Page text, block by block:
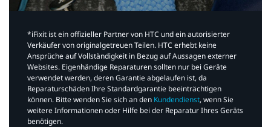
*iFixit ist ein offizieller Partner von HTC und ein autorisierter
Verkäufer von originalgetreuen Teilen. HTC erhebt keine
Ansprüche auf Vollständigkeit in Bezug auf Aussagen externer
Websites. Eigenhändige Reparaturen sollten nur bei Geräte
verwendet werden, deren Garantie abgelaufen ist, da
Reparaturschäden Ihre Standardgarantie beeinträchtigen
können. Bitte wenden Sie sich an den Kundendienst, wenn Sie
weitere Informationen oder Hilfe bei der Reparatur Ihres Geräts
benötigen.​